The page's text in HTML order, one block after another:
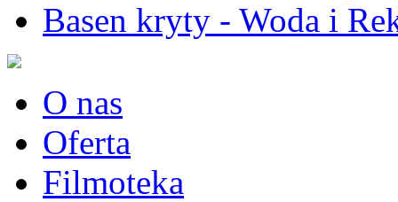
Basen kryty - Woda i
O nas
Oferta
Filmoteka